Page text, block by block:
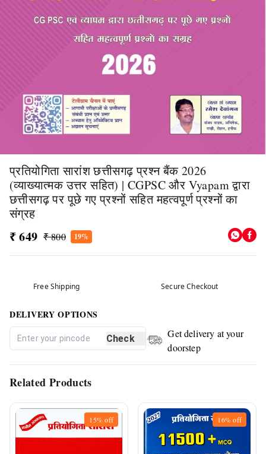
प्रतियोगिता सारांश छत्तीसगढ़ प्रश्न बैंक 2026
(व्याख्यात्मक उत्तर सहित) | CGPSC और Vyapam द्वारा
छत्तीसगढ़ पर पूछे गए प्रश्नों सहित महत्वपूर्ण प्रश्नों का
संग्रह
₹ 649 ₹ 800 19%
Free Shipping Secure Checkout
DELIVERY OPTIONS
Check
Get delivery at your
doorstep
Related Products
15%off 16%off